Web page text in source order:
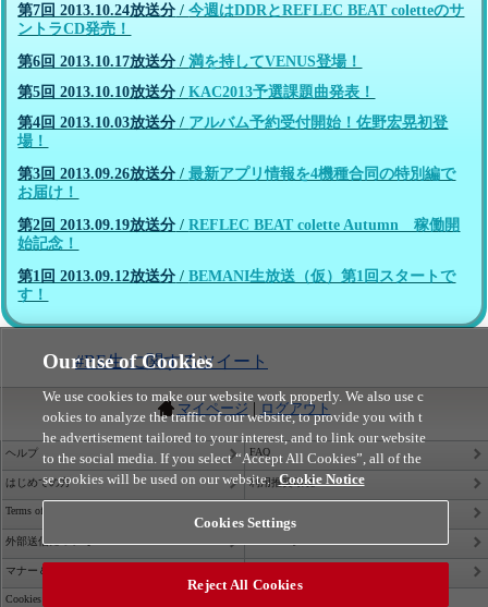
第7回 2013.10.24放送分 /今週はDDRとREFLEC BEAT coletteのサ
ントラCD発売！
第6回 2013.10.17放送分 /満を持してVENUS登場！
第5回 2013.10.10放送分 /KAC2013予選課題曲発表！
第4回 2013.10.03放送分 / アルバム予約受付開始！佐野宏晃初登
場！
第3回 2013.09.26放送分 /最新アプリ情報を4機種合同の特別編で
お届け！
第2回 2013.09.19放送分 /REFLEC BEAT colette Autumn 稼働開
始記念！
第1回 2013.09.12放送分 /BEMANI生放送（仮）第1回スタートで
す！
#BE生 に関するツイート
マイページ | ログアウト
ヘルプ FAQ
はじめての方 利用推奨環境
Terms of Service
外部送信について
マナー＆ルール
Cookies Settings
Our use of Cookies
We use cookies to make our website work properly. We also use c
ookies to analyze the traffic of our website, to provide you with t
he advertisement tailored to your interest, and to link our website
to the social media. If you select “Accept All Cookies”, all of the
se cookies will be used on our website. Cookie Notice
Cookies Settings
Reject All Cookies